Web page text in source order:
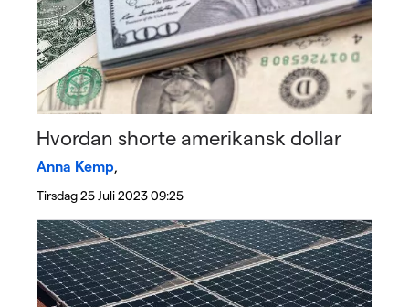
Hvordan shorte amerikansk dollar
Anna Kemp,
Tirsdag 25 Juli 2023 09:25